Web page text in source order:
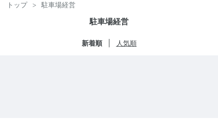
トップ > 駐車場経営
駐車場経営
新着順 人気順